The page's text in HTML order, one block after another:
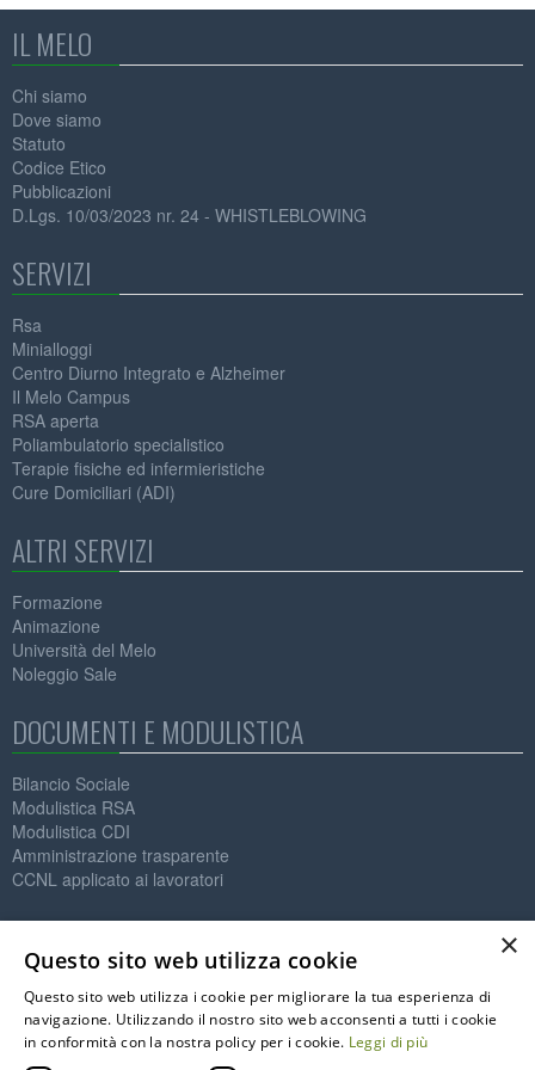
IL MELO
Chi siamo
Dove siamo
Statuto
Codice Etico
Pubblicazioni
D.Lgs. 10/03/2023 nr. 24 - WHISTLEBLOWING
SERVIZI
Rsa
Minialloggi
Centro Diurno Integrato e Alzheimer
Il Melo Campus
RSA aperta
Poliambulatorio specialistico
Terapie fisiche ed infermieristiche
Cure Domiciliari (ADI)
ALTRI SERVIZI
Formazione
Animazione
Università del Melo
Noleggio Sale
DOCUMENTI E MODULISTICA
Bilancio Sociale
Modulistica RSA
Modulistica CDI
Amministrazione trasparente
CCNL applicato ai lavoratori
Società Cooperativa Sociale
P.IVA: 01564890125
C.F. 91002590122
×
Questo sito web utilizza cookie
Questo sito web utilizza i cookie per migliorare la tua esperienza di
navigazione. Utilizzando il nostro sito web acconsenti a tutti i cookie
in conformità con la nostra policy per i cookie. Leggi di più